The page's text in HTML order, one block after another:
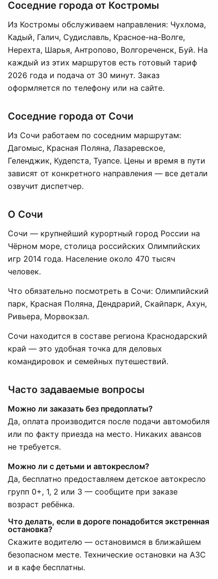
Соседние города от Костромы
Из Костромы обслуживаем направления: Чухлома,
Кадый, Галич, Судиславль, Красное-на-Волге,
Нерехта, Шарья, Антропово, Волгореченск, Буй. На
каждый из этих маршрутов есть готовый тариф
2026 года и подача от 30 минут. Заказ
оформляется по телефону или на сайте.
Соседние города от Сочи
Из Сочи работаем по соседним маршрутам:
Дагомыс, Красная Поляна, Лазаревское,
Геленджик, Кудепста, Туапсе. Цены и время в пути
зависят от конкретного направления — все детали
озвучит диспетчер.
О Сочи
Сочи — крупнейший курортный город России на
Чёрном море, столица российских Олимпийских
игр 2014 года. Население около 470 тысяч
человек.
Что обязательно посмотреть в Сочи: Олимпийский
парк, Красная Поляна, Дендрарий, Скайпарк, Ахун,
Ривьера, Морвокзал.
Сочи находится в составе региона Краснодарский
край — это удобная точка для деловых
командировок и семейных путешествий.
Часто задаваемые вопросы
Можно ли заказать без предоплаты?
Да, оплата производится после подачи автомобиля
или по факту приезда на место. Никаких авансов
не требуется.
Можно ли с детьми и автокреслом?
Да, бесплатно предоставляем детское автокресло
групп 0+, 1, 2 или 3 — сообщите при заказе
возраст ребёнка.
Что делать, если в дороге понадобится экстренная
остановка?
Скажите водителю — остановимся в ближайшем
безопасном месте. Технические остановки на АЗС
и в кафе бесплатны.